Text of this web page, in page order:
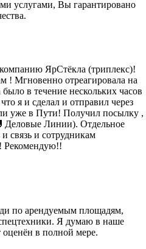
услугами, Вы гарантировано
ЯрСтёкла (триплекс)!
! Мгновенно отреагировала на
в течение нескольких часов
я и сделал и отправил через
уже в Пути! Получил посылку ,
Деловые Линии). Отдельное
связь и сотрудникам
Рекомендую!!
по арендуемым площадям,
Я думаю в наше
оценён в полной мере.